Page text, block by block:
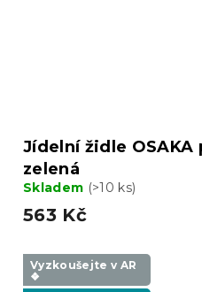
Jídelní židle OSAKA
zelená
Skladem (>10 ks)
563 Kč
Vyzkoušejte v AR
❖